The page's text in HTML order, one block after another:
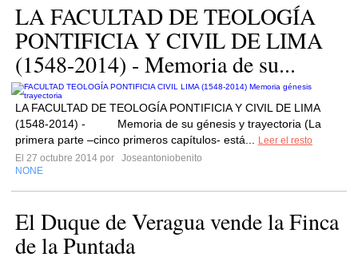
LA FACULTAD DE TEOLOGÍA
PONTIFICIA Y CIVIL DE LIMA
(1548-2014) - Memoria de su...
LA FACULTAD DE TEOLOGÍA PONTIFICIA Y CIVIL DE LIMA
(1548-2014) - Memoria de su génesis y trayectoria (La
primera parte –cinco primeros capítulos- está...
Leer el resto
El 27 octubre 2014 por
Joseantoniobenito
NONE
El Duque de Veragua vende la Finca
de la Puntada